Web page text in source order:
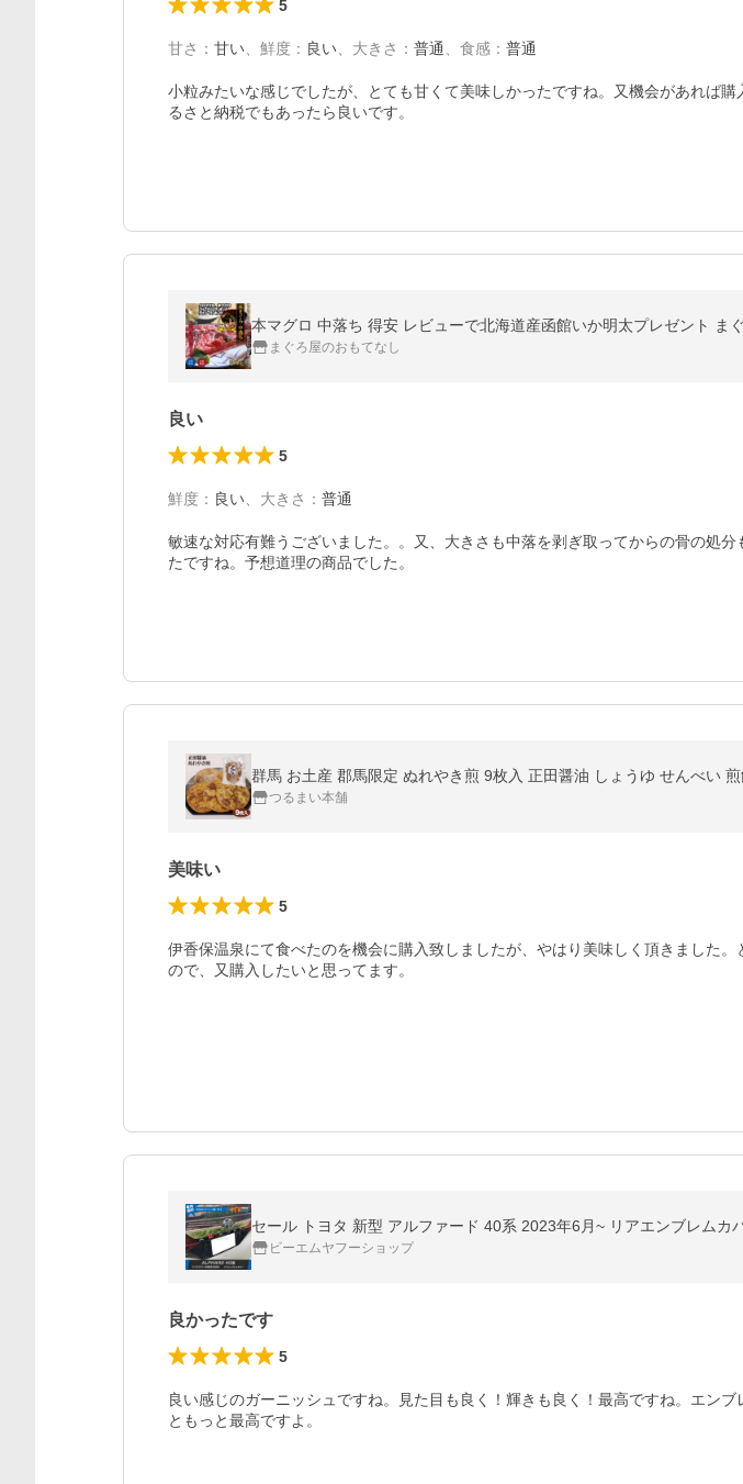
5
甘さ ： 甘い 鮮度 ： 良い 大きさ ： 普通 食感 ： 普通
小粒みたいな感じでしたが、とても甘くて美味しかったですね。又機会があれば購
るさと納税でもあったら良いです。
まぐろ屋のおもてなし
良い
5
鮮度 ： 良い 大きさ ： 普通
敏速な対応有難うございました。。又、大きさも中落を剥ぎ取ってからの骨の処分
たですね。予想道理の商品でした。
群馬 お土産 郡馬限定 ぬれやき煎 9枚入 正田醤油 しょうゆ せんべい
つるまい本舗
美味い
5
伊香保温泉にて食べたのを機会に購入致しましたが、やはり美味しく頂きました。
ので、又購入したいと思ってます。
セール トヨタ 新型 アルファード 40系 2023年6月~ リアエンブレム
ビーエムヤフーショップ
良かったです
5
良い感じのガーニッシュですね。見た目も良く！輝きも良く！最高ですね。エンブ
ともっと最高ですよ。